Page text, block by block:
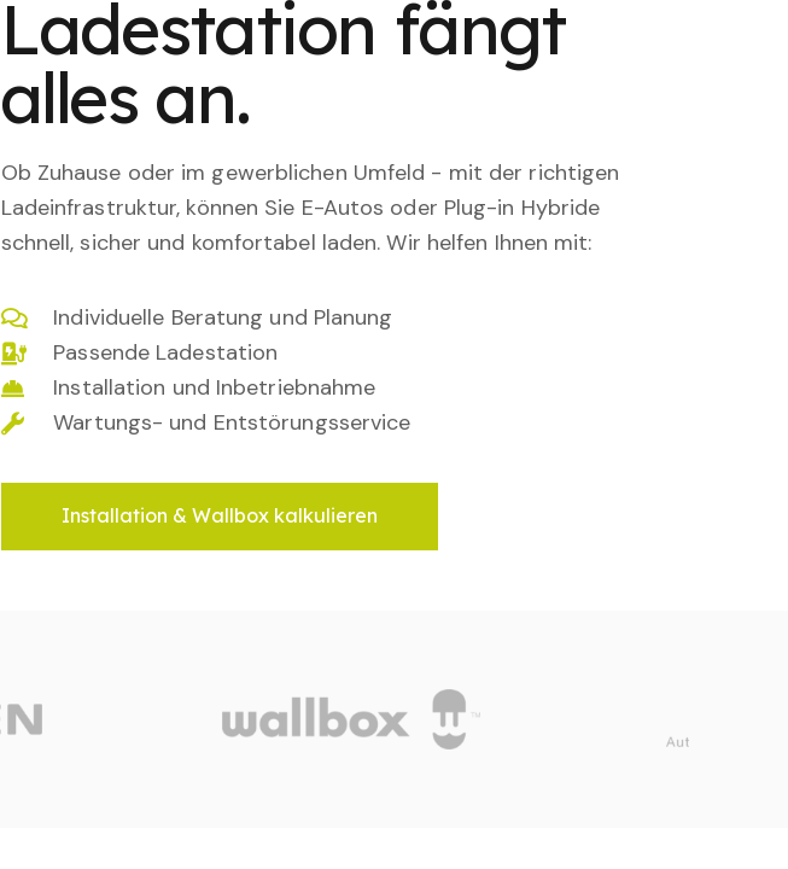
Ladestation fängt
alles an.
Ob Zuhause oder im gewerblichen Umfeld - mit der richtigen
Ladeinfrastruktur, können Sie E-Autos oder Plug-in Hybride
schnell, sicher und komfortabel laden. Wir helfen Ihnen mit:
Individuelle Beratung und Planung
Passende Ladestation
Installation und Inbetriebnahme
Wartungs- und Entstörungsservice
Installation & Wallbox kalkulieren